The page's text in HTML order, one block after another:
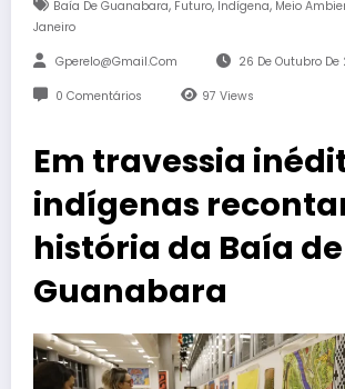
Baía De Guanabara, Futuro, Indígena, Meio
Janeiro
Gperelo@gmail.com 26 De Outubro De
0 Comentários 97 Views
Em travessia
indígenas
história da Baía de
Guanabara